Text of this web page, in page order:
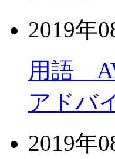
2019年
用語
アドバ
2019年